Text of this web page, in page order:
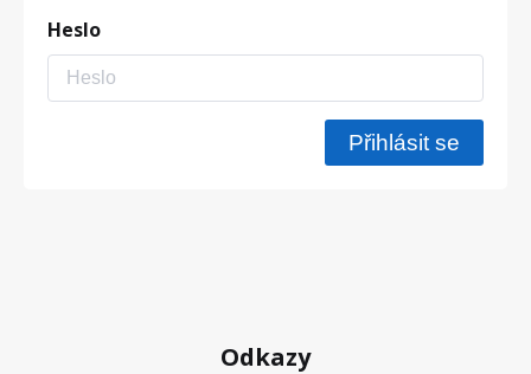
Heslo
Odkazy